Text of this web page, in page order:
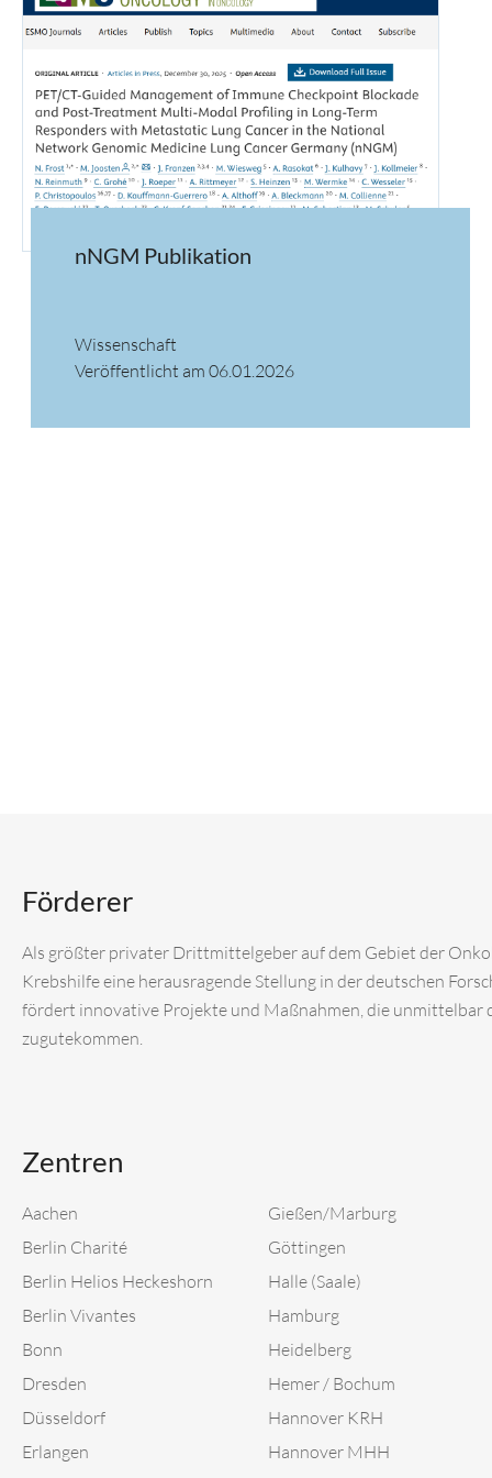
nNGM Publikation
Wissenschaft
Veröffentlicht am 06.01.2026
Förderer
Als größter privater Drittmittelgeber auf dem Gebiet der
Krebshilfe eine herausragende Stellung in der deutschen
fördert innovative Projekte und Maßnahmen, die unmittelbar
zugutekommen.
Zentren
Aachen
Berlin Charité
Berlin Helios Heckeshorn
Berlin Vivantes
Bonn
Dresden
Düsseldorf
Erlangen
Gießen/Marburg
Göttingen
Halle (Saale)
Hamburg
Heidelberg
Hemer / Bochum
Hannover KRH
Hannover MHH